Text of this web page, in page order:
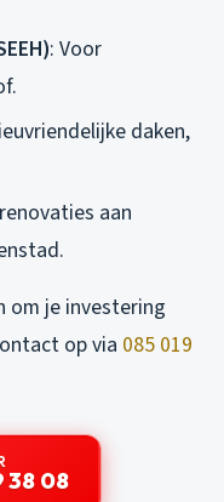
: Voor
daken,
aan
om je investering
op via 085 019
38 08